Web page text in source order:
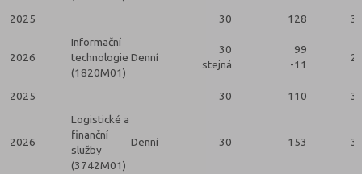
2025 30 128
2026
Informační
technologie
(1820M01)
Denní
30
stejná
99
-11
2025 30 110
2026
Logistické a
finanční
služby
(3742M01)
Denní 30 153